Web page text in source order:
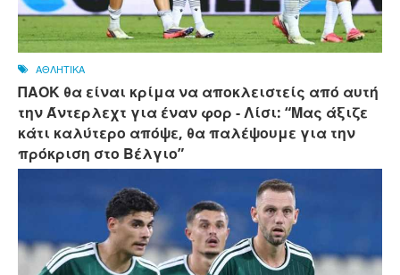
ΑΘΛΗΤΙΚΑ
ΠΑΟΚ θα είναι κρίμα να αποκλειστείς από αυτή
την Άντερλεχτ για έναν φορ - ​​Λίσι: “Μας άξιζε
κάτι καλύτερο απόψε, θα παλέψουμε για την
πρόκριση στο Βέλγιο”